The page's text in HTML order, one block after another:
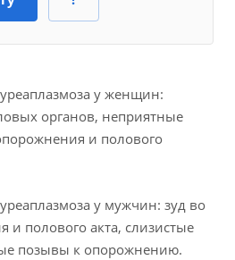
у женщин:
органов, неприятные
и полового
у мужчин: зуд во
и полового акта, слизистые
позывы к опорожнению.